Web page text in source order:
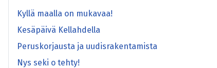
Kyllä maalla on mukavaa!
Kesäpäivä Kellahdella
Peruskorjausta ja uudisrakentamista
Nys seki o tehty!